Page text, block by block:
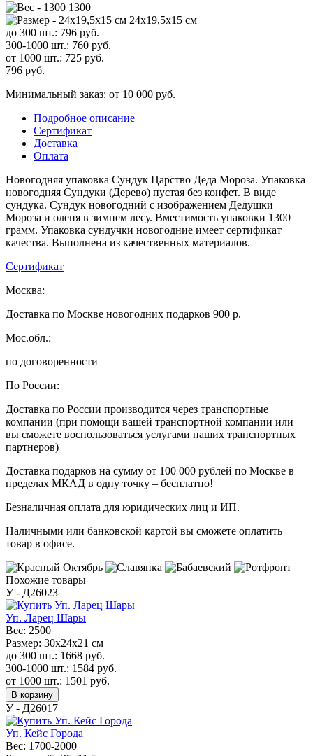
1300
24х19,5х15 см
до 300 шт.: 796 руб.
300-1000 шт.: 760 руб.
от 1000 шт.: 725 руб.
796 руб.
Минимальный заказ: от 10 000 руб.
Подробное описание
Сертификат
Доставка
Оплата
Новогодняя упаковка Сундук Царство Деда Мороза. Упаковка
новогодняя Сундуки (Дерево) пустая без конфет. В виде
сундука. Сундук новогодний с изображением Дедушки
Мороза и оленя в зимнем лесу. Вместимость упаковки 1300
грамм. Упаковка сундучки новогодние имеет сертификат
качества. Выполнена из качественных материалов.
Сертификат
Москва:
Доставка по Москве новогодних подарков 900 р.
Мос.обл.:
по договоренности
По России:
Доставка по России производится через транспортные
компании (при помощи вашей транспортной компании или
вы сможете воспользоваться услугами наших транспортных
партнеров)
Доставка подарков на сумму от 100 000 рублей по Москве в
пределах МКАД в одну точку – бесплатно!
Безналичная оплата для юридических лиц и ИП.
Наличными или банковской картой вы сможете оплатить
товар в офисе.
Похожие товары
У - Д26023
Уп. Ларец Шары
Вес: 2500
Размер: 30х24х21 см
до 300 шт.: 1668 руб.
300-1000 шт.: 1584 руб.
от 1000 шт.: 1501 руб.
В корзину
У - Д26017
Уп. Кейс Города
Вес: 1700-2000